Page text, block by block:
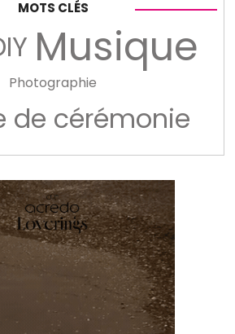
MOTS CLÉS
Musique
Photographie
de cérémonie